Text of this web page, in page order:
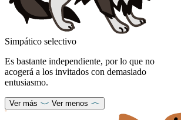
Simpático selectivo
Es bastante independiente, por lo que no
acogerá a los invitados con demasiado
entusiasmo.
Ver más Ver menos